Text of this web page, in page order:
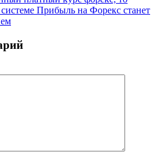
Прибыль на Форекс станет